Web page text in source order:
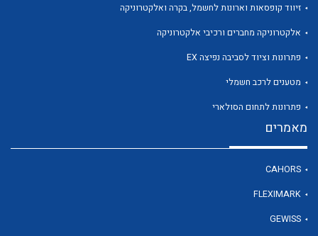
זיווד קופסאות וארונות לחשמל, בקרה ואלקטרוניקה
אלקטרוניקה מחברים ורכיבי אלקטרוניקה
פתרונות וציוד לסביבה נפיצה EX
מטענים לרכב חשמלי
פתרונות לתחום הסולארי
מאמרים
CAHORS
FLEXIMARK
GEWISS